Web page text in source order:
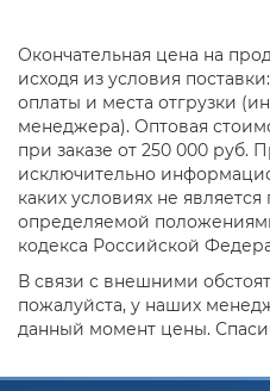
Окончательная цена на
исходя из условия
оплаты и места отгрузки
менеджера). Оптовая
при заказе от 250 000 руб.
исключительно
каких условиях не
определяемой
кодекса Российской
В связи с внешними
пожалуйста, у наших
данный момент цены.